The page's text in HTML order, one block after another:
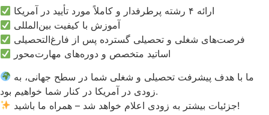
ارائه ۴ رشته پرطرفدار و کاملاً مورد تأیید در آمریکا
آموزش با کیفیت بین‌المللی
فرصت‌های شغلی و تحصیلی گسترده پس از فارغ‌التحصیلی
اساتید متخصص و دوره‌های مهارت‌محور
زودی در آمریکا در کنار شما خواهیم بود.
جزئیات بیشتر به زودی اعلام خواهد شد – همراه ما باشید!